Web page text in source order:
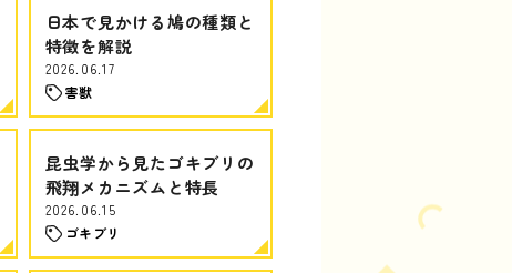
日本で見かける鳩の種類と
特徴を解説
2026.06.17
害獣
昆虫学から見たゴキブリの
飛翔メカニズムと特長
2026.06.15
ゴキブリ